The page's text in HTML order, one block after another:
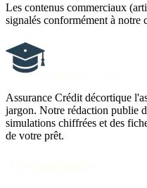
Les contenus commerciaux
signalés conformément à notre
Assurance Crédit décortique
jargon. Notre rédaction publie
simulations chiffrées et des
de votre prêt.